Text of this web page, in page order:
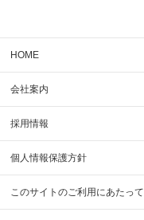
HOME
会社案内
採用情報
個人情報保護方針
このサイトのご利用にあたって